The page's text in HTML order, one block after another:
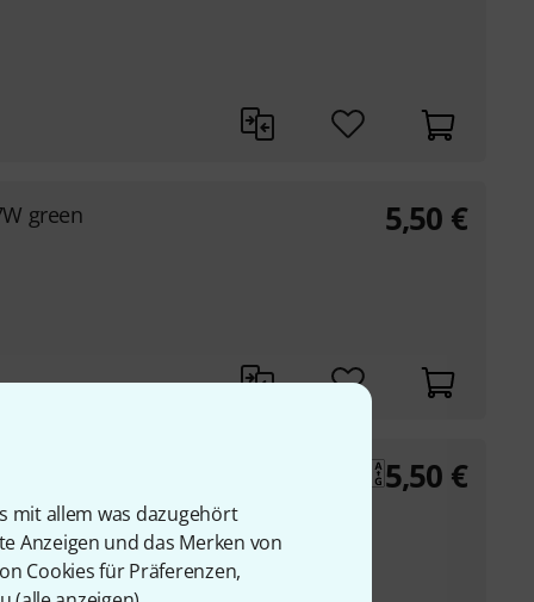
mit allem was dazugehört
Anzeigen und das Merken von
Cookies für Präferenzen,
green 5,50 €
mit GU10
5,50 €